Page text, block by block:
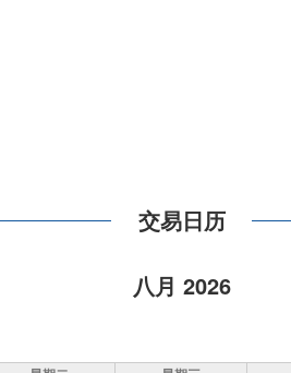
交易日历
八月 2026